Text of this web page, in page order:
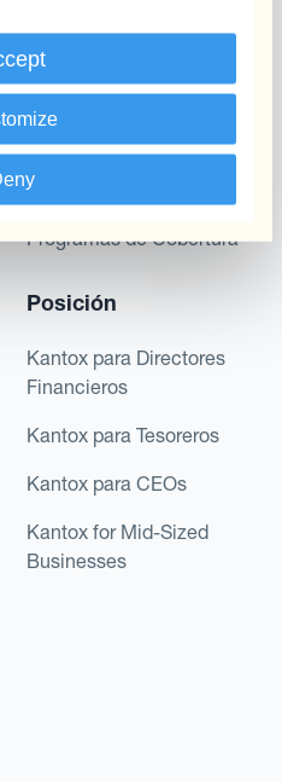
Static Hedging
Layered Hedging
Micro-Hedging
Combinaciones de
Programas de Cobertura
Posición
Kantox para Directores
Financieros
Kantox para Tesoreros
Kantox para CEOs
Kantox for Mid-Sized
Businesses